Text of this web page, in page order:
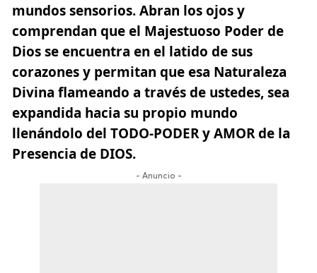
mundos sensorios. Abran los ojos y
comprendan que el Majestuoso Poder de
Dios se encuentra en el latido de sus
corazones y permitan que esa Naturaleza
Divina flameando a través de ustedes, sea
expandida hacia su propio mundo
llenándolo del TODO-PODER y AMOR de la
Presencia de DIOS.
- Anuncio -